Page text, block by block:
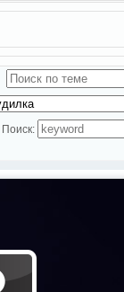
Поиск: